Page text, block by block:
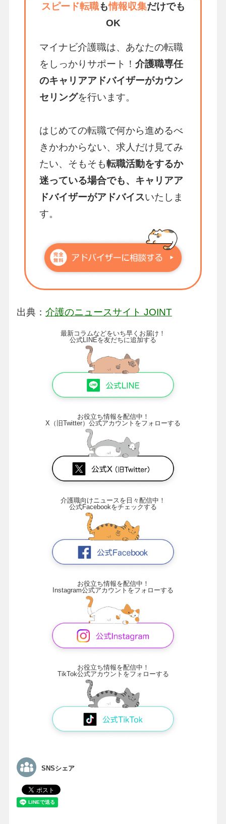
スピード転職も情報収集だけでも
OK
マイナビ介護職は、あなたの転職
をしっかりサポート！ 介護職専任
のキャリアアドバイザーがカウン
セリングを行います。
はじめての転職で何から進めるべ
きかわからない、求人だけ見てみ
たい、そもそも転職活動をするか
迷っている場合でも、キャリアア
ドバイザーがアドバイスいたしま
す。
出典： 介護のニュースサイト JOINT
最新コラムなどをいち早くお届け！
公式LINEを友だちに追加する
お役立ち情報を配信中！
X（旧Twitter）公式アカウントをフォローする
介護職向けニュースを日々配信中！
公式Facebookをチェックする
お役立ち情報を配信中！
Instagram公式アカウントをフォローする
お役立ち情報を配信中！
TikTok公式アカウントをフォローする
SNSシェア